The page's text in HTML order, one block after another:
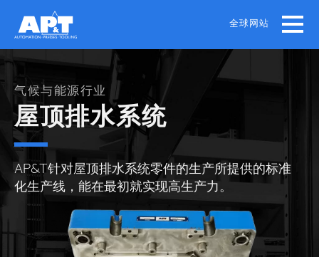
main
全球网站
气候与能源行业
屋顶排水系统
AP&T针对屋顶排水系统零件的生产所提供的标准
化生产线，能在最初就实现高生产力。